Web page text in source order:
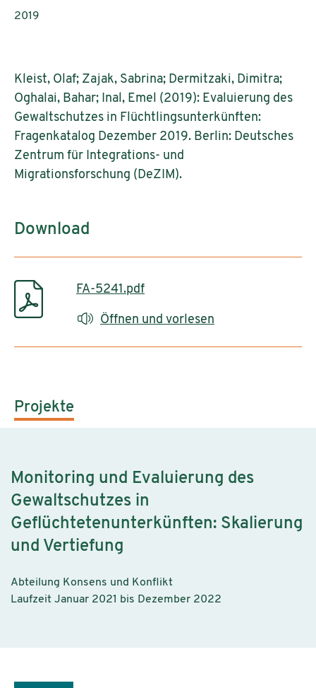
Publikationsjahr:
2019
Kleist, Olaf; Zajak, Sabrina; Dermitzaki, Dimitra;
Oghalai, Bahar; Inal, Emel (2019): Evaluierung des
Gewaltschutzes in Flüchtlingsunterkünften:
Fragenkatalog Dezember 2019. Berlin: Deutsches
Zentrum für Integrations- und
Migrationsforschung (DeZIM).
Download
FA-5241.pdf
Öffnen und vorlesen
Projekte
Monitoring und Evaluierung des
Gewaltschutzes in
Geflüchtetenunterkünften: Skalierung
und Vertiefung
Abteilung Konsens und Konflikt
Laufzeit Januar 2021 bis Dezember 2022